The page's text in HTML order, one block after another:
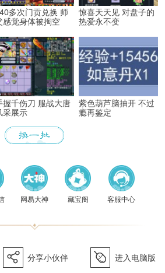
多次门贡兑换 师
感觉身体被掏空
惊喜天天见 对盘子的
热爱永不变
握千伤刀 服战大唐
采展示
紫色葫芦脑抽开 不过
瘾再鉴定
幻
网易大神 藏宝阁 客服中心
򰀂 分享小伙伴 򰀄 进入电脑版